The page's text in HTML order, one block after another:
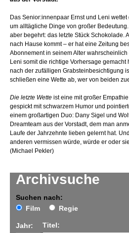
Archivsuche
Suchen nach:
Film
Regie
Jahr: Titel:
Das Senior:innenpaar Ernst und Leni
um alltägliche Dinge von großer
aber begehrt: das letzte Stück Schokolade.
nach Hause kommt – er hat eine Zeitung
Abonnement in seinem Alter
Leni somit die richtige Vorhersage gemacht
nach der zufälligen Grabsteinbesichtigung
schließen eine Wette ab, wer von beiden
Die letzte Wette ist eine mit großer
gespickt mit schwarzem Humor und
einem großartigen Duo: Dany Sigel und
Dreamteam aus der Vorstadt, dem man
Laufe der Jahrzehnte lieben gelernt hat.
anderen vermissen würde, würde er oder
(Michael Pekler)